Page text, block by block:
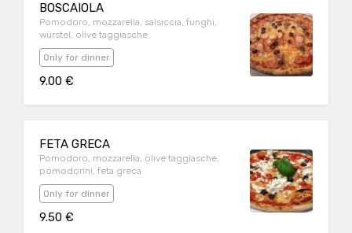
BOSCAIOLA
Pomodoro, mozzarella, salsiccia, funghi,
würstel, olive taggiasche
Only for dinner
9.00 €
FETA GRECA
Pomodoro, mozzarella, olive taggiasche,
pomodorini, feta greca
Only for dinner
9.50 €